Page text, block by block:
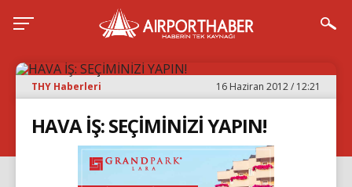
THY Haberleri 16 Haziran 2012 / 12:21
HAVA İŞ: SEÇİMİNİZİ YAPIN!